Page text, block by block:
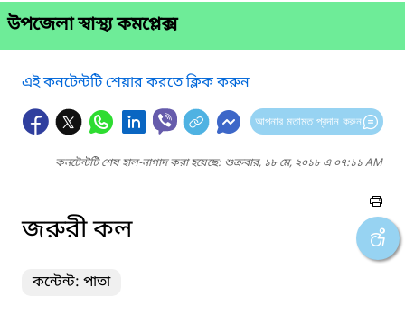
উপজেলা স্বাস্থ্য কমপ্লেক্স
এই কনটেন্টটি শেয়ার করতে ক্লিক করুন
আপনার মতামত প্রদান করুন
কনটেন্টটি শেষ হাল-নাগাদ করা হয়েছে: শুক্রবার, ১৮ মে, ২০১৮ এ ০৭:১১ AM
জরুরী কল
কন্টেন্ট: পাতা